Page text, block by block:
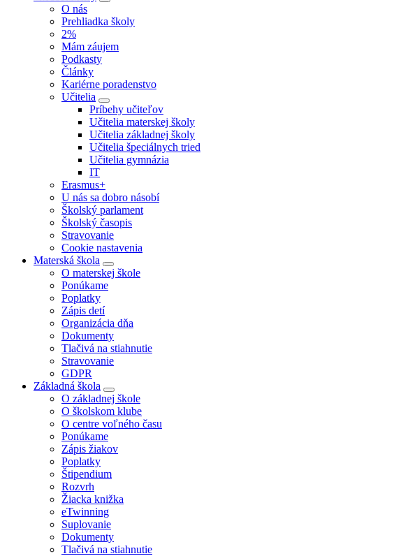
O nás
Prehliadka školy
2%
Mám záujem
Podkasty
Články
Kariérne poradenstvo
Učitelia
Príbehy učiteľov
Učitelia materskej školy
Učitelia základnej školy
Učitelia špeciálnych tried
Učitelia gymnázia
IT
Erasmus+
U nás sa dobro násobí
Školský parlament
Školský časopis
Stravovanie
Cookie nastavenia
Materská škola
O materskej škole
Ponúkame
Poplatky
Zápis detí
Organizácia dňa
Dokumenty
Tlačivá na stiahnutie
Stravovanie
GDPR
Základná škola
O základnej škole
O školskom klube
O centre voľného času
Ponúkame
Zápis žiakov
Poplatky
Štipendium
Rozvrh
Žiacka knižka
eTwinning
Suplovanie
Dokumenty
Tlačivá na stiahnutie